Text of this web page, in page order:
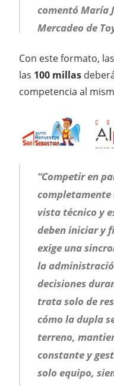
comentó María
Mercadeo de
Con este formato,
las 100 millas
competencia al
“Competir en
vista técnico y
deben iniciar y
exige una
la
decisiones
trata solo de
cómo la dupla
terreno,
constante y
solo equipo,